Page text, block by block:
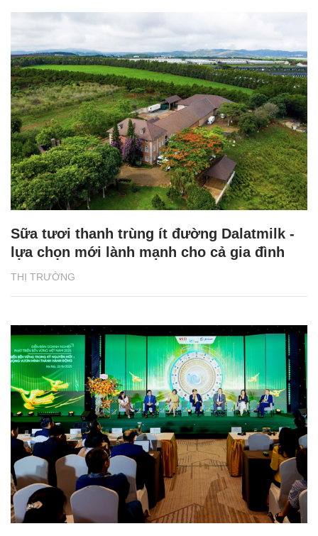
THỊ TRƯỜNG
Sữa tươi thanh trùng ít đường Dalatmilk -
lựa chọn mới lành mạnh cho cả gia đình